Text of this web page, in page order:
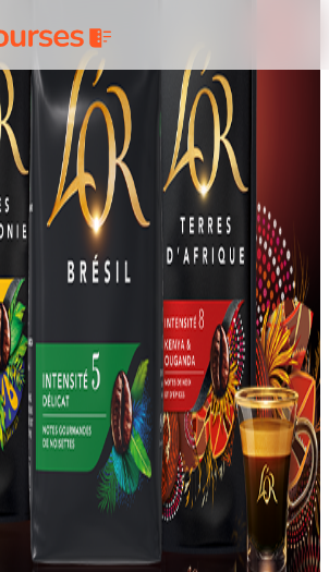
menu
en grains L'OR
L'OR
plus grandes Terres de café
vous connecter ou créer un compte
pour bénéficier de cette offre.